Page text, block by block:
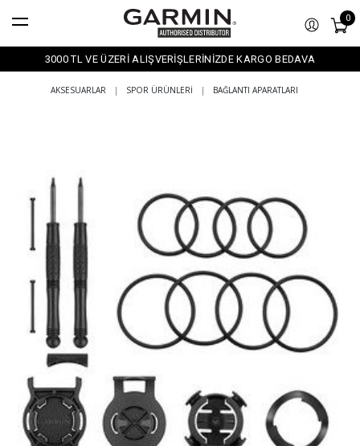
0
3000 TL VE ÜZERİ ALIŞVERİŞLERİNİZDE KARGO BEDAVA
AKSESUARLAR | SPOR ÜRÜNLERI | BAĞLANTI APARATLARI